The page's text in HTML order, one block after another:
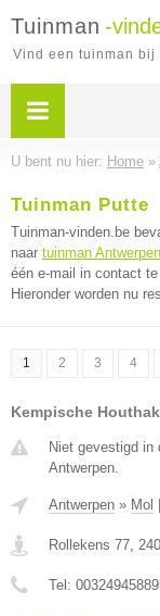
Tuinman -
Vind een tuinman bij
U bent nu hier: Home »
Tuinman Putte
Tuinman-vinden.be
naar tuinman Antwerpen
één e-mail in contact
Hieronder worden nu
1 2 3 4
Kempische
Niet gevestigd in
Antwerpen.
Antwerpen » Mol
Rollekens 77,
Tel: